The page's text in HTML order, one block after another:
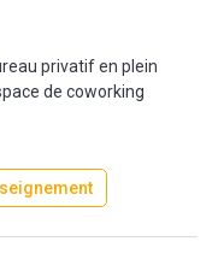
privatif en plein
de coworking
Corentin-Celton
de ville d'Issy et de 30